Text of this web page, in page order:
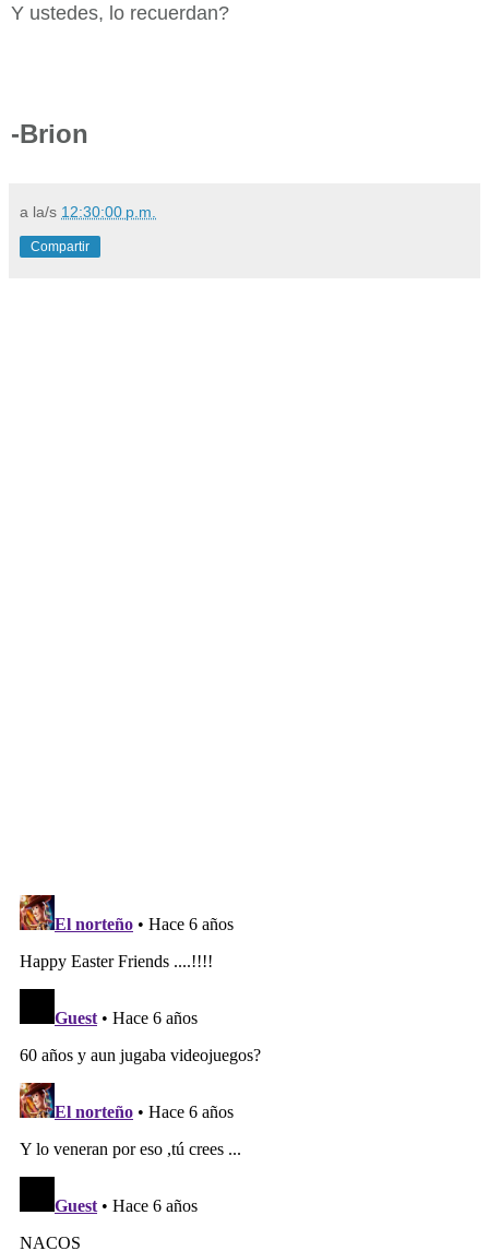
Y ustedes, lo recuerdan?
-Brion
a la/s 12:30:00 p.m.
Compartir